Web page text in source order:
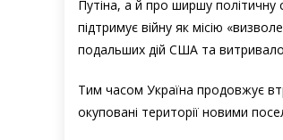
Путіна, а й про ширшу політичну
підтримує війну як місію
подальших дій США та
Тим часом Україна продовжує
окуповані території новими